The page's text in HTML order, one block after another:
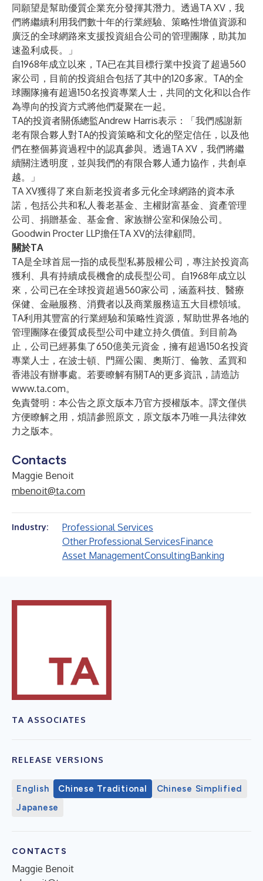
同願望是幫助優質企業充分發揮其潛力。透過TA XV，我
們將繼續利用我們數十年的行業經驗、策略性增值資源和
廣泛的全球網路來支援投資組合公司的管理團隊，助其加
速盈利成長。」
自1968年成立以來，TA已在其目標行業中投資了超過560
家公司，目前的投資組合包括了其中的120多家。TA的全
球團隊擁有超過150名投資專業人士，共同的文化和以合作
為導向的投資方式將他們凝聚在一起。
TA的投資者關係總監Andrew Harris表示：「我們感謝新
老有限合夥人對TA的投資策略和文化的堅定信任，以及他
們在整個募資過程中的認真參與。透過TA XV，我們將繼
續關注透明度，並與我們的有限合夥人通力協作，共創卓
越。」
TA XV獲得了來自新老投資者多元化全球網路的資本承
諾，包括公共和私人養老基金、主權財富基金、資產管理
公司、捐贈基金、基金會、家族辦公室和保險公司。
Goodwin Procter LLP擔任TA XV的法律顧問。
關於TA
TA是全球首屈一指的成長型私募股權公司，專注於投資高
獲利、具有持續成長機會的成長型公司。自1968年成立以
來，公司已在全球投資超過560家公司，涵蓋科技、醫療
保健、金融服務、消費者以及商業服務這五大目標領域。
TA利用其豐富的行業經驗和策略性資源，幫助世界各地的
管理團隊在優質成長型公司中建立持久價值。到目前為
止，公司已經募集了650億美元資金，擁有超過150名投資
專業人士，在波士頓、門羅公園、奧斯汀、倫敦、孟買和
香港設有辦事處。若要瞭解有關TA的更多資訊，請造訪
www.ta.com。
免責聲明：本公告之原文版本乃官方授權版本。譯文僅供
方便瞭解之用，煩請參照原文，原文版本乃唯一具法律效
力之版本。
Contacts
Maggie Benoit
mbenoit@ta.com
Industry:
Professional Services
Other Professional ServicesFinance
Asset ManagementConsultingBanking
TA ASSOCIATES
RELEASE VERSIONS
English Chinese Traditional
Chinese Simplified
Japanese
CONTACTS
Maggie Benoit